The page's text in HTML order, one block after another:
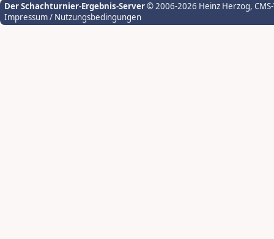
Der Schachturnier-Ergebnis-Server© 2006-2026 Heinz Herzog,
Impressum / Nutzungsbedingungen